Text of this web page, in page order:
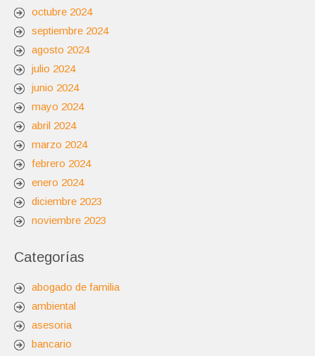
octubre 2024
septiembre 2024
agosto 2024
julio 2024
junio 2024
mayo 2024
abril 2024
marzo 2024
febrero 2024
enero 2024
diciembre 2023
noviembre 2023
Categorías
abogado de familia
ambiental
asesoria
bancario